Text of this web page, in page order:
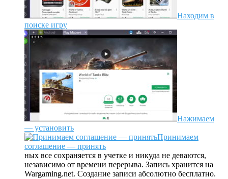
Находим в
поиске игру
Нажимаем
— установить
Принимаем
соглашение — принять
ных все сохраняется в учетке и никуда не деваются,
независимо от времени перерыва. Запись хранится на
Wargaming.net. Создание записи абсолютно бесплатно.